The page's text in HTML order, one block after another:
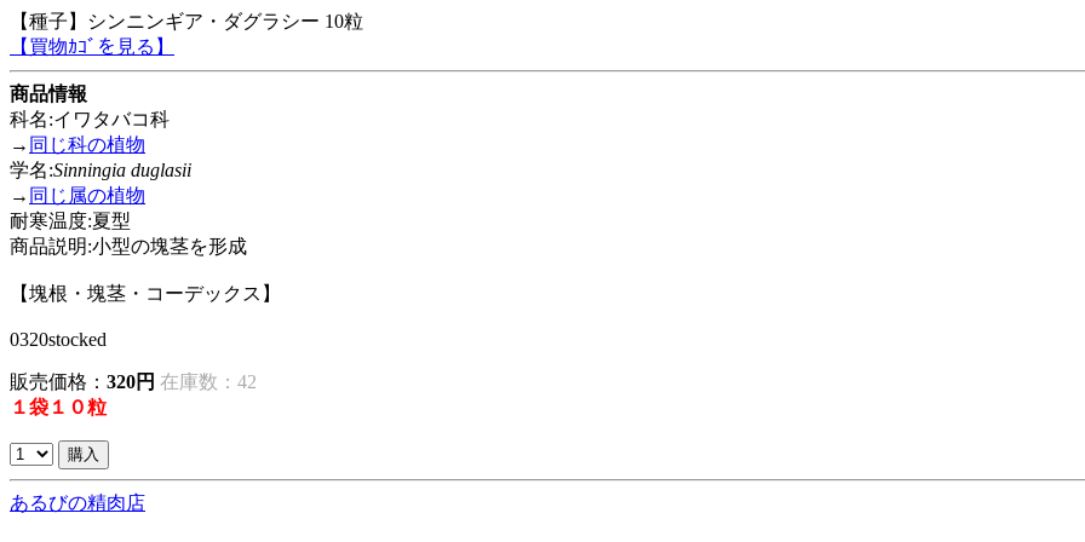
【種子】シンニンギア・ダグラシー 10粒
【買物ｶｺﾞを見る】
商品情報
科名:イワタバコ科
→ 同じ科の植物
学名:Sinningia duglasii
→ 同じ属の植物
耐寒温度:夏型
商品説明:小型の塊茎を形成
【塊根・塊茎・コーデックス】
0320stocked
販売価格： 320円 在庫数：42
１袋１０粒
あるびの精肉店